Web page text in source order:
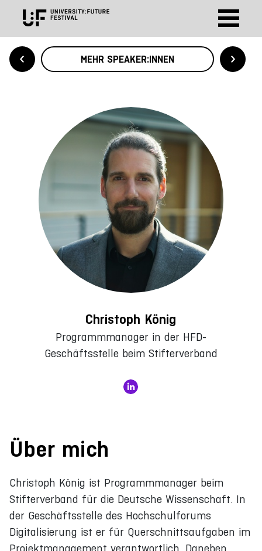
MEHR SPEAKER:INNEN
Christoph König
Programmmanager in der HFD-
Geschäftsstelle beim Stifterverband
Über mich
Christoph König ist Programmmanager beim
Stifterverband für die Deutsche Wissenschaft. In
der Geschäftsstelle des Hochschulforums
Digitalisierung ist er für Querschnittsaufgaben im
Projektmanagement verantwortlich. Daneben